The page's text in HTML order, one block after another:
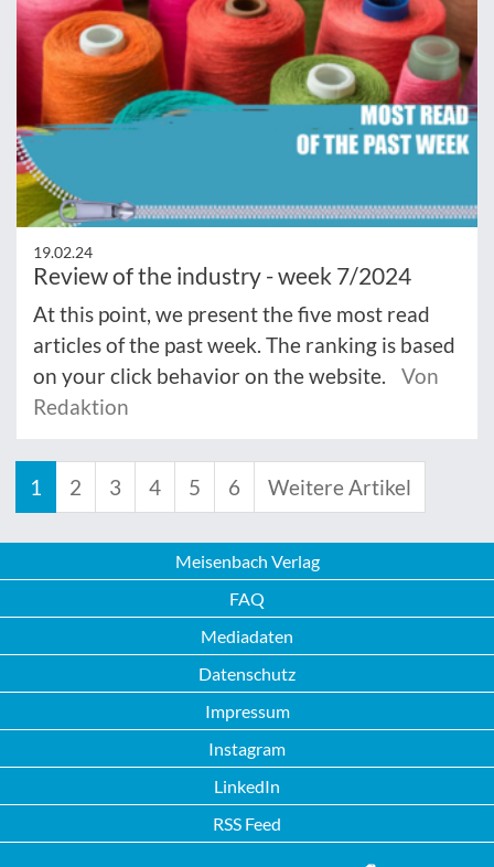
19.02.24
Review of the industry - week 7/2024
At this point, we present the five most read
articles of the past week. The ranking is based
on your click behavior on the website.
Von
Redaktion
1 2 3 4 5 6 Weitere Artikel
Meisenbach Verlag
FAQ
Mediadaten
Datenschutz
Impressum
Instagram
LinkedIn
RSS Feed